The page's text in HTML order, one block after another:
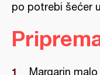
po potrebi šećer
Margarin